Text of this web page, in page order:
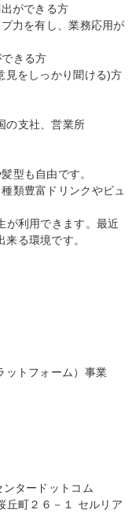
ができる方
力を有し、業務応用が
きる方
見をしっかり聞ける)方
の支社、営業所
型も自由です。
類豊富ドリンクやビュ
が利用できます。最近
る環境です。
ットフォーム）事業
タードットコム
丘町２６－１ セルリア